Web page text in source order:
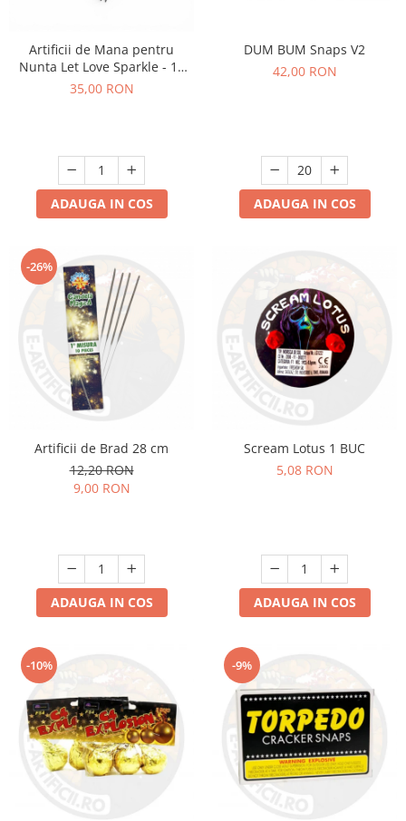
Artificii de Mana pentru
Nunta Let Love Sparkle - 10
bucati
35,00 RON
ADAUGA IN COS
DUM BUM Snaps V2
42,00 RON
ADAUGA IN COS
-26%
Artificii de Brad 28 cm
12,20 RON
9,00 RON
ADAUGA IN COS
Scream Lotus 1 BUC
5,08 RON
ADAUGA IN COS
-10% -9%